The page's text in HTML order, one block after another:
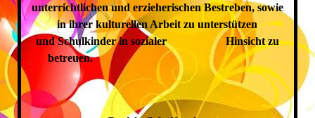
unterrichtlichen und erzieherischen Bestreben, sowie
in ihrer kulturellen Arbeit zu unterstützen
und Schulkinder in sozialer Hinsicht zu
betreuen.